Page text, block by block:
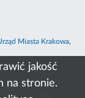
jakość
na stronie.
Miasta Krakowa,